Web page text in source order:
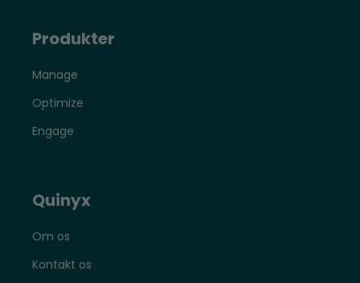
Produkter
Manage
Optimize
Engage
Quinyx
Om os
Kontakt os